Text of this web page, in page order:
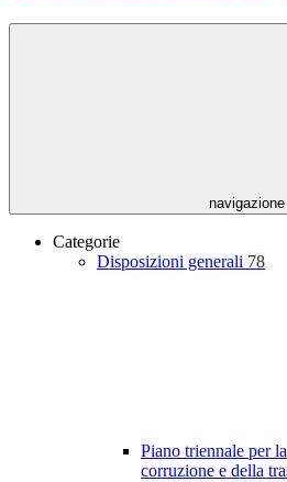
navigazione
Categorie
Disposizioni generali 78
Piano triennale per
corruzione e della